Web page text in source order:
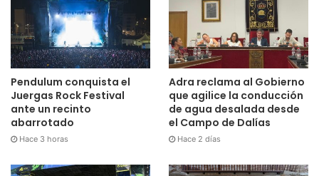
Pendulum conquista el
Juergas Rock Festival
ante un recinto
abarrotado
Hace 3 horas
Adra reclama al Gobierno
que agilice la conducción
de agua desalada desde
el Campo de Dalías
Hace 2 días